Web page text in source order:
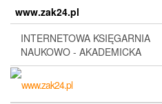
content
www.zak24.pl
INTERNETOWA KSIĘGARNIA
NAUKOWO - AKADEMICKA